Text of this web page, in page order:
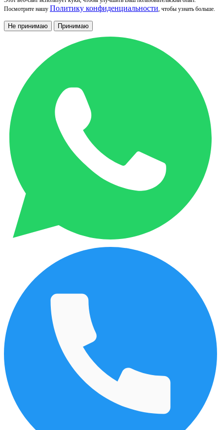
Посмотрите нашу Политику конфиденциальности, чтобы узнать больше.
Не принимаю Принимаю